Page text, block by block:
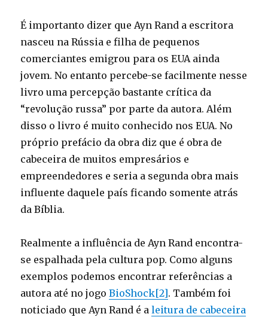
É importanto dizer que Ayn Rand a escritora
nasceu na Rússia e filha de pequenos
comerciantes emigrou para os EUA ainda
jovem. No entanto percebe-se facilmente nesse
livro uma percepção bastante crítica da
“revolução russa” por parte da autora. Além
disso o livro é muito conhecido nos EUA. No
próprio prefácio da obra diz que é obra de
cabeceira de muitos empresários e
empreendedores e seria a segunda obra mais
influente daquele país ficando somente atrás
da Bíblia.
Realmente a influência de Ayn Rand encontra-
se espalhada pela cultura pop. Como alguns
exemplos podemos encontrar referências a
autora até no jogoBioShock[2]. Também foi
noticiado que Ayn Rand é aleitura de cabeceira